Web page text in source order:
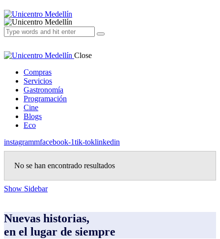
Close
Compras
Servicios
Gastronomía
Programación
Cine
Blogs
Eco
instagrammfacebook-1tik-toklinkedin
No se han encontrado resultados
Show Sidebar
Nuevas historias,
en el lugar de siempre